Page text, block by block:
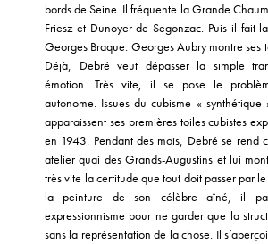
bords de Seine. Il fréquente la Grande
Friesz et Dunoyer de Segonzac. Puis il fait
Georges Braque. Georges Aubry montre ses
Déjà, Debré veut dépasser la simple
émotion. Très vite, il se pose le
autonome. Issues du cubisme «
apparaissent ses premières toiles cubistes
en 1943. Pendant des mois, Debré se rend
atelier quai des Grands-Augustins et lui
très vite la certitude que tout doit passer par
la peinture de son célèbre aîné, il
expressionnisme pour ne garder que la
sans la représentation de la chose. Il